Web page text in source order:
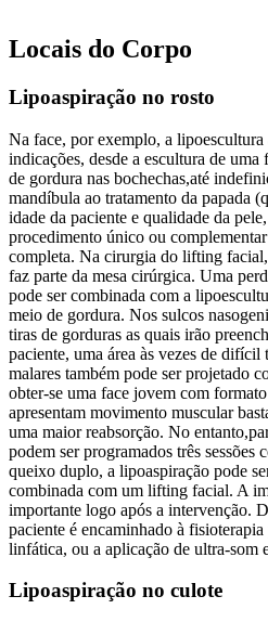
Locais do Corpo
Lipoaspiração no rosto
Na face, por exemplo, a lipoescultura
indicações, desde a escultura de
de gordura nas bochechas,até
mandíbula ao tratamento da papada
idade da paciente e qualidade da
procedimento único ou
completa. Na cirurgia do lifting
faz parte da mesa cirúrgica. Uma
pode ser combinada com a
meio de gordura. Nos sulcos
tiras de gorduras as quais irão
paciente, uma área às vezes de
malares também pode ser projetado
obter-se uma face jovem com
apresentam movimento muscular
uma maior reabsorção. No
podem ser programados três sessões
queixo duplo, a lipoaspiração pode
combinada com um lifting facial. A
importante logo após a intervenção.
paciente é encaminhado à
linfática, ou a aplicação de ultra-som
Lipoaspiração no culote